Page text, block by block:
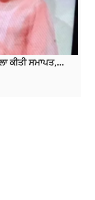
ਕੀਤੀ ਸਮਾਪਤ,...